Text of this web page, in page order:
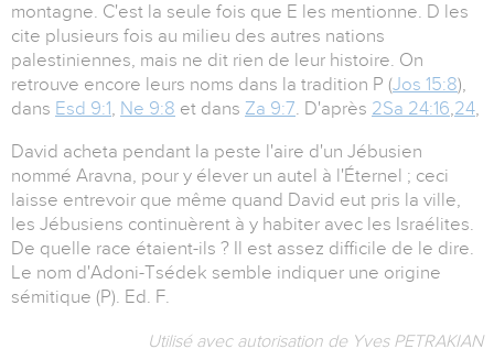
montagne. C'est la seule fois que E les mentionne. D les
cite plusieurs fois au milieu des autres nations
palestiniennes, mais ne dit rien de leur histoire. On
retrouve encore leurs noms dans la tradition P (Jos 15:8),
dans Esd 9:1, Ne 9:8 et dans Za 9:7. D'après 2Sa 24:16,24,
David acheta pendant la peste l'aire d'un Jébusien
nommé Aravna, pour y élever un autel à l'Éternel ; ceci
laisse entrevoir que même quand David eut pris la ville,
les Jébusiens continuèrent à y habiter avec les Israélites.
De quelle race étaient-ils ? Il est assez difficile de le dire.
Le nom d'Adoni-Tsédek semble indiquer une origine
sémitique (P). Ed. F.
Utilisé avec autorisation de Yves PETRAKIAN